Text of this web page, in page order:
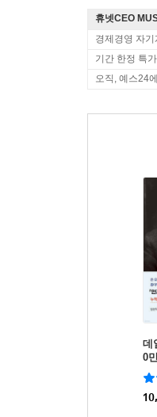
휴넷CEO
경제경영 자기
기간 한정 특
오직, 예스24
데
0
역